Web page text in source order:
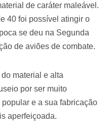
de caráter maleável.
40 foi possível atingir o
se deu na Segunda
de aviões de combate.
material e alta
por ser muito
e a sua fabricação
aperfeiçoada.